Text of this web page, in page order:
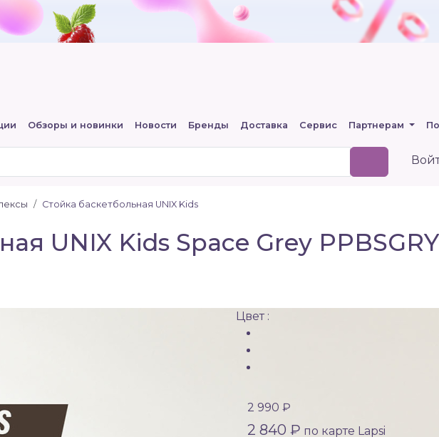
Обзоры и новинки Новости Бренды Доставка Сервис Партнерам
Стойка баскетбольная UNIX Kids
UNIX Kids Space Grey PPBSGRY
Цвет :
2 990 ₽
2 840 ₽ по карте Lapsi